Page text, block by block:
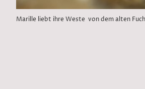
Marille liebt ihre Weste von dem alten